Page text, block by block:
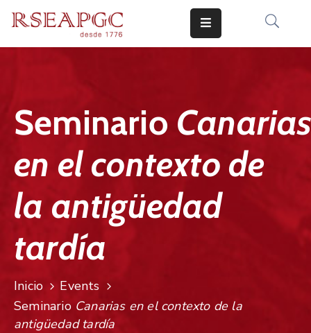
COMUNICADOS
CONOCERNOS
CONTACTO
Seminario
en el contexto de
la antigüedad
tardía
Inicio
Events
Seminario Canarias en el contexto de la
antigüedad tardía